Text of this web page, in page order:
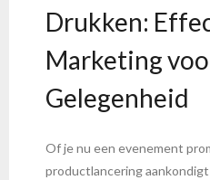
Drukken:
Marketing
Gelegenheid
Of je nu een evenement
productlancering